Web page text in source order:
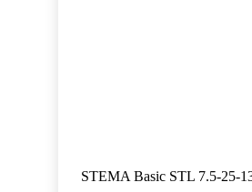
STEMA Basic STL 7.5-25-